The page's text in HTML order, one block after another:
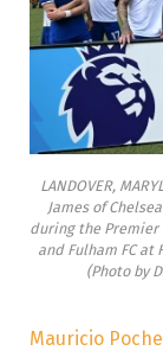
LANDOVER,
James of
during the Premier
and Fulham FC at
(Photo by
Mauricio